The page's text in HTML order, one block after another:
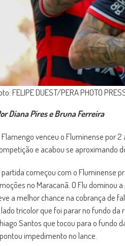
FELIPE DUEST/PERA PHOTO
Diana Pires e Bruna Ferreira
Flamengo venceu o Fluminense por
e acabou se aproximando
partida começou com o Fluminense
no Maracanã. O Flu dominou
a melhor chance na cobrança de
tricolor que foi parar no fundo da
Santos que tocou para o fundo
impedimento no lance.